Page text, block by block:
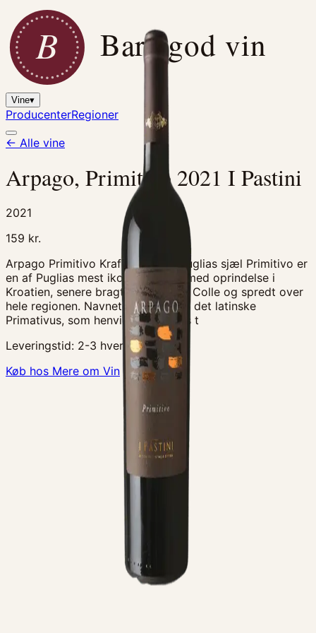
B Bare god vin
Vine▾
ProducenterRegioner
← Alle vine
Arpago, Primitivo 2021 I Pastini
2021
159 kr.
Arpago Primitivo Kraft, frugt og Puglias sjæl Primitivo er
en af Puglias mest ikoniske druer med oprindelse i
Kroatien, senere bragt til Gioia del Colle og spredt over
hele regionen. Navnet stammer fra det latinske
Primativus, som henviser til druens t
Leveringstid: 2-3 hverdage
Køb hos Mere om Vin